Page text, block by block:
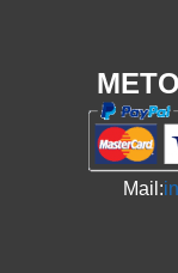
Mail: